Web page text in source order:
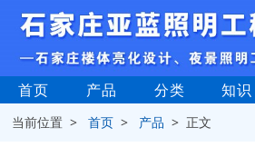
首页 产品 分类 知识
当前位置 >首页 > 产品 > 正文